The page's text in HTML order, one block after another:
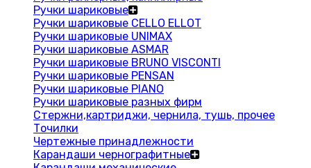
Ручки шариковые
Ручки шариковые CELLO ELLOT
Ручки шариковые UNIMAX
Ручки шариковые ASMAR
Ручки шариковые BRUNO VISCONTI
Ручки шариковые PENSAN
Ручки шариковые PIANO
Ручки шариковые разных фирм
Стержни,картриджи, чернила, тушь, прочее
Точилки
Чертежные принадлежности
Карандаши чернографитные